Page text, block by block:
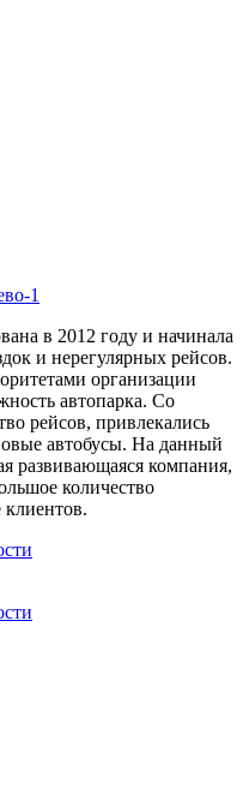
в 2012 году и начинала
и нерегулярных рейсов.
организации
автопарка. Со
рейсов, привлекались
автобусы. На данный
развивающаяся компания,
количество